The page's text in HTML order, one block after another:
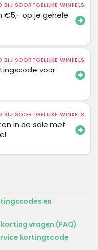
BIJ SOORTGELIJKE WINKELS
€5,- op je gehele
BIJ SOORTGELIJKE WINKELS
voor
BIJ SOORTGELIJKE WINKELS
in de sale met
en
vragen (FAQ)
kortingscode